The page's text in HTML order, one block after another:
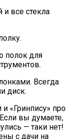
и все стекла
полок для
Всегда
диск.
и «Гринпису» про
вы думаете,
— таки нет!
с дачи на